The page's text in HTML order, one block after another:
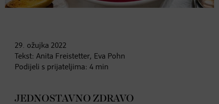
29. ožujka 2022
Tekst: Anita Freistetter, Eva Pohn
Podijeli s prijateljima: 4 min
JEDNOSTAVNO ZDRAVO